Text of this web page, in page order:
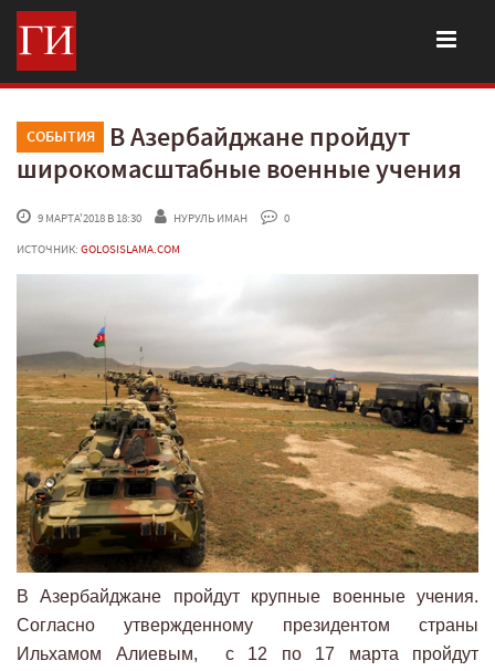
СОБЫТИЯ
В Азербайджане пройдут
широкомасштабные военные учения
9 МАРТА'2018 В 18:30 НУРУЛЬ ИМАН
0
ИСТОЧНИК: GOLOSISLAMA.COM
В Азербайджане пройдут крупные военные учения.
Согласно утвержденному президентом страны
Ильхамом Алиевым, с 12 по 17 марта пройдут